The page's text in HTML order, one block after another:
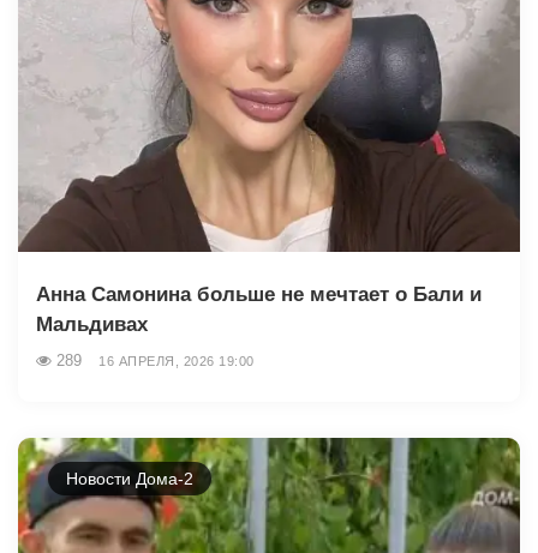
Анна Самонина больше не мечтает о Бали и
Мальдивах
289 16 АПРЕЛЯ, 2026 19:00
Новости Дома-2